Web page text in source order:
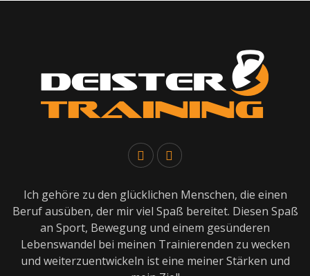
Ich gehöre zu den glücklichen Menschen, die einen
Beruf ausüben, der mir viel Spaß bereitet. Diesen Spaß
an Sport, Bewegung und einem gesünderen
Lebenswandel bei meinen Trainierenden zu wecken
und weiterzuentwickeln ist eine meiner Stärken und